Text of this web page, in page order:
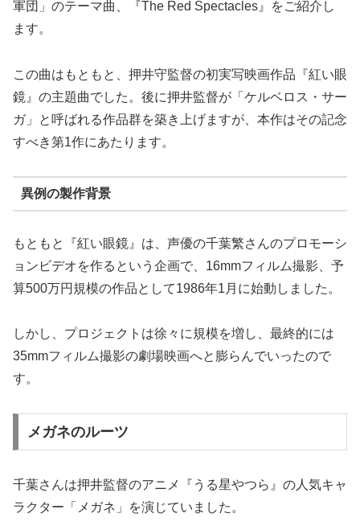
軍団」のテーマ曲、『The Red Spectacles』をご紹介し
ます。
この曲はもともと、押井守監督の初実写映画作品『紅い眼
鏡』の主題曲でした。後に押井監督が「ケルベロス・サー
ガ」と呼ばれる作品群を築き上げますが、本作はその記念
すべき第1作にあたります。
異例の製作背景
もともと『紅い眼鏡』は、声優の千葉繁さんのプロモーシ
ョンビデオを作るという企画で、16mmフィルム撮影、予
算500万円規模の作品として1986年1月に始動しました。
しかし、プロジェクトは徐々に規模を増し、最終的には
35mmフィルム撮影の劇場映画へと膨らんでいったので
す。
メガネのルーツ
千葉さんは押井監督のアニメ『うる星やつら』の人気キャ
ラクター「メガネ」を演じていました。